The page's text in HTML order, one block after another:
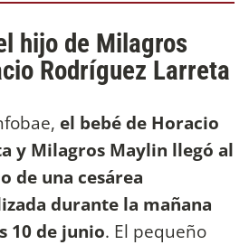
hijo de Milagros
Rodríguez Larreta
el bebé de Horacio
y Milagros Maylin llegó al
de una cesárea
durante la mañana
10 de junio. El pequeño